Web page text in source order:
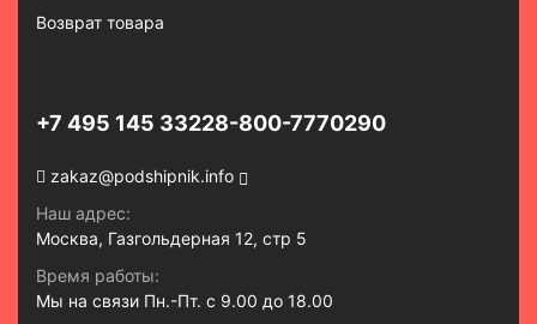
Возврат товара
+7 495 145 33228-800-7770290
zakaz@podshipnik.info
Наш адрес:
Москва, Газгольдерная 12, стр 5
Время работы:
Мы на связи Пн.-Пт. с 9.00 до 18.00